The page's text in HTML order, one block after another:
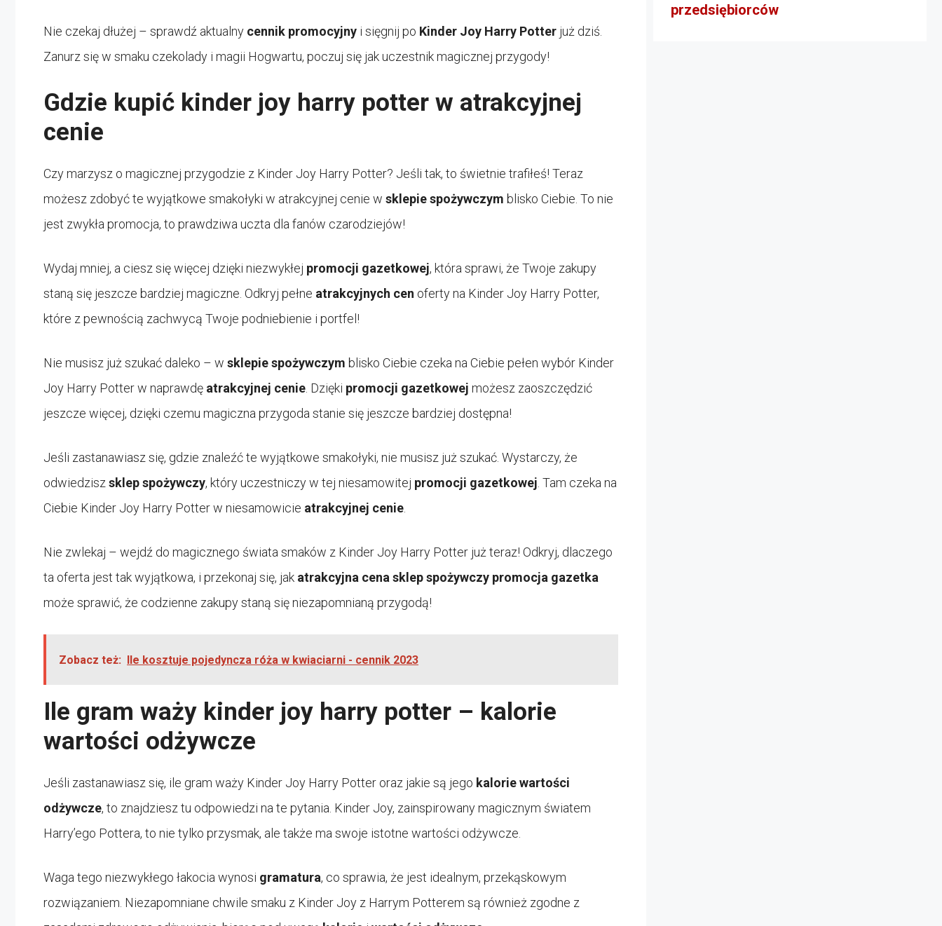
Nie czekaj dłużej – sprawdź aktualny cennik promocyjny i sięgnij po Kinder Joy Harry Potter już dziś.
Zanurz się w smaku czekolady i magii Hogwartu, poczuj się jak uczestnik magicznej przygody!
Gdzie kupić kinder joy harry potter w atrakcyjnej
cenie
Czy marzysz o magicznej przygodzie z Kinder Joy Harry Potter? Jeśli tak, to świetnie trafiłeś! Teraz
możesz zdobyć te wyjątkowe smakołyki w atrakcyjnej cenie w sklepie spożywczym blisko Ciebie. To nie
jest zwykła promocja, to prawdziwa uczta dla fanów czarodziejów!
Wydaj mniej, a ciesz się więcej dzięki niezwykłej promocji gazetkowej, która sprawi, że Twoje zakupy
staną się jeszcze bardziej magiczne. Odkryj pełne atrakcyjnych cen oferty na Kinder Joy Harry Potter,
które z pewnością zachwycą Twoje podniebienie i portfel!
Nie musisz już szukać daleko – w sklepie spożywczym blisko Ciebie czeka na Ciebie pełen wybór Kinder
Joy Harry Potter w naprawdę atrakcyjnej cenie . Dzięki promocji gazetkowej możesz zaoszczędzić
jeszcze więcej, dzięki czemu magiczna przygoda stanie się jeszcze bardziej dostępna!
Jeśli zastanawiasz się, gdzie znaleźć te wyjątkowe smakołyki, nie musisz już szukać. Wystarczy, że
odwiedzisz sklep spożywczy, który uczestniczy w tej niesamowitej promocji gazetkowej . Tam czeka na
Ciebie Kinder Joy Harry Potter w niesamowicie atrakcyjnej cenie
Nie zwlekaj – wejdź do magicznego świata smaków z Kinder Joy Harry Potter już teraz! Odkryj, dlaczego
ta oferta jest tak wyjątkowa, i przekonaj się, jak atrakcyjna cena sklep spożywczy promocja gazetka
może sprawić, że codzienne zakupy staną się niezapomnianą przygodą!
Zobacz też: Ile kosztuje pojedyncza róża w kwiaciarni - cennik 2023
Ile gram waży kinder joy harry potter – kalorie
wartości odżywcze
Jeśli zastanawiasz się, ile gram waży Kinder Joy Harry Potter oraz jakie są jego kalorie wartości
odżywcze, to znajdziesz tu odpowiedzi na te pytania. Kinder Joy, zainspirowany magicznym światem
Harry’ego Pottera, to nie tylko przysmak, ale także ma swoje istotne wartości odżywcze.
Waga tego niezwykłego łakocia wynosi gramatura, co sprawia, że jest idealnym, przekąskowym
rozwiązaniem. Niezapomniane chwile smaku z Kinder Joy z Harrym Potterem są również zgodne z
przedsiębiorców